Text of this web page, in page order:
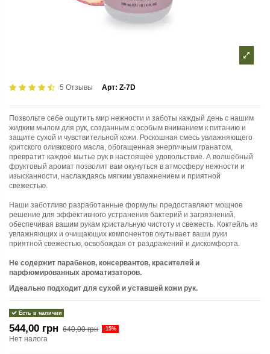
5 Отзывы Арт: Z-7D
Позвольте себе ощутить мир нежности и заботы каждый день с нашим
жидким мылом для рук, созданным с особым вниманием к питанию и
защите сухой и чувствительной кожи. Роскошная смесь увлажняющего
критского оливкового масла, обогащенная энергичным гранатом,
превратит каждое мытье рук в настоящее удовольствие. А волшебный
фруктовый аромат позволит вам окунуться в атмосферу нежности и
изысканности, наслаждаясь мягким увлажнением и приятной
свежестью.
Наши заботливо разработанные формулы предоставляют мощное
решение для эффективного устранения бактерий и загрязнений,
обеспечивая вашим рукам кристальную чистоту и свежесть. Коктейль из
увлажняющих и очищающих компонентов окутывает ваши руки
приятной свежестью, освобождая от раздражений и дискомфорта.
Не содержит парабенов, консервантов, красителей и
парфюмированных ароматизаторов.
Идеально подходит для сухой и уставшей кожи рук.
Есть в наличии
544,00 грн 640,00 грн -15%
Нет налога